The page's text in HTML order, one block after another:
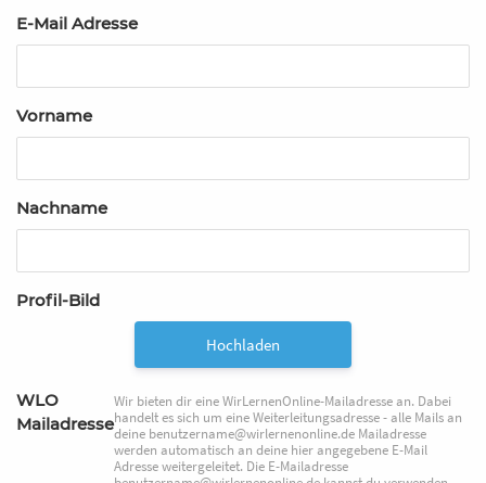
E-Mail Adresse
Vorname
Nachname
Profil-Bild
Hochladen
WLO
Mailadresse
Wir bieten dir eine WirLernenOnline-Mailadresse an. Dabei
handelt es sich um eine Weiterleitungsadresse - alle Mails an
deine benutzername@wirlernenonline.de Mailadresse
werden automatisch an deine hier angegebene E-Mail
Adresse weitergeleitet. Die E-Mailadresse